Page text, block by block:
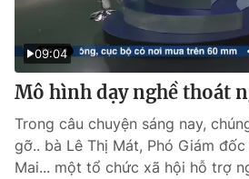
09:04
Mô hình dạy nghề thoát
Trong câu chuyện sáng nay,
gỡ.. bà Lê Thị Mát, Phó Giám
Mai... một tổ chức xã hội hỗ trợ